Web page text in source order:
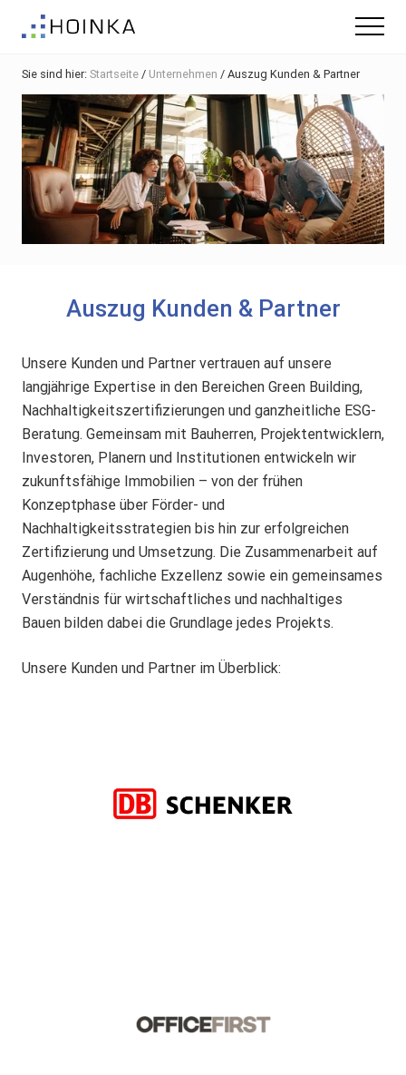
content
Hauptsidebar
Fußzeile
nachhaltig
Green
Building
Menu
Sie sind hier: Startseite / Unternehmen / Auszug Kunden & Partner
Auszug Kunden & Partner
Unsere Kunden und Partner vertrauen auf unsere
langjährige Expertise in den Bereichen Green Building,
Nachhaltigkeitszertifizierungen und ganzheitliche ESG-
Beratung. Gemeinsam mit Bauherren, Projektentwicklern,
Investoren, Planern und Institutionen entwickeln wir
zukunftsfähige Immobilien – von der frühen
Konzeptphase über Förder- und
Nachhaltigkeitsstrategien bis hin zur erfolgreichen
Zertifizierung und Umsetzung. Die Zusammenarbeit auf
Augenhöhe, fachliche Exzellenz sowie ein gemeinsames
Verständnis für wirtschaftliches und nachhaltiges
Bauen bilden dabei die Grundlage jedes Projekts.
Unsere Kunden und Partner im Überblick: